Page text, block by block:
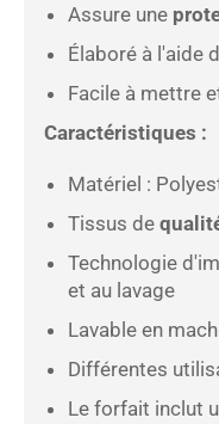
Assure une
Élaboré à l'aide
Facile à mettre
Caractéristiques :
Matériel :
Tissus de
Technologie
et au lavage
Lavable en
Différentes
Le forfait inclut